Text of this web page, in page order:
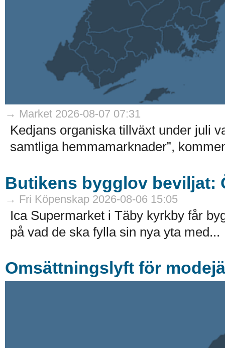
→ Market 2026-08-07 07:31
Kedjans organiska tillväxt under juli
samtliga hemmamarknader”,
Butikens bygglov beviljat:
→ Fri Köpenskap 2026-08-06 15:05
Ica Supermarket i Täby kyrkby får
på vad de ska fylla sin nya yta med...
Omsättningslyft för